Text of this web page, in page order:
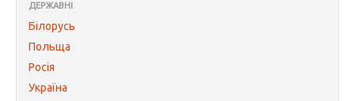
ДЕРЖАВНІ
Білорусь
Польща
Росія
Україна